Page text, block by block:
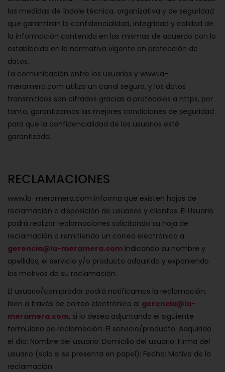
las medidas de índole técnica, organizativa y de seguridad
que garantizan la confidencialidad, integridad y calidad de
la información contenida en las mismas de acuerdo con lo
establecido en la normativa vigente en protección de
datos.
La comunicación entre los usuarios y www.la-
meramera.com utiliza un canal seguro, y los datos
transmitidos son cifrados gracias a protocolos a https, por
tanto, garantizamos las mejores condiciones de seguridad
para que la confidencialidad de los usuarios esté
garantizada.
RECLAMACIONES
www.la-meramera.com informa que existen hojas de
reclamación a disposición de usuarios y clientes. El Usuario
podrá realizar reclamaciones solicitando su hoja de
reclamación o remitiendo un correo electrónico a
gerencia@la-meramera.com indicando su nombre y
apellidos, el servicio y/o producto adquirido y exponiendo
los motivos de su reclamación.
El usuario/comprador podrá notificarnos la reclamación,
bien a través de correo electrónico a: gerencia@la-
meramera.com, si lo desea adjuntando el siguiente
formulario de reclamación: El servicio/producto: Adquirido
el día: Nombre del usuario: Domicilio del usuario: Firma del
usuario (solo si se presenta en papel): Fecha: Motivo de la
reclamación: